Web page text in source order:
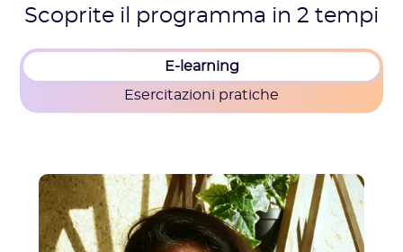
Scoprite il programma in 2 tempi
E-learning
Esercitazioni pratiche